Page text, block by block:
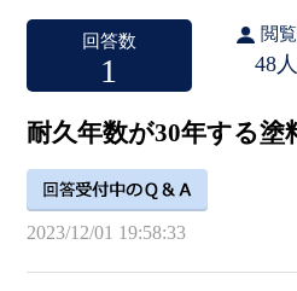
回答数
1
閲
48人
耐久年数が30年する塗
2023/12/01 19:58:33